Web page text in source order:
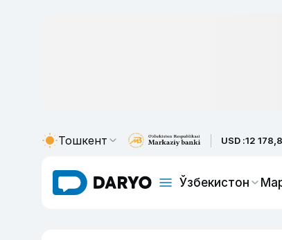
Тошкент USD :12
Ўзбекистон